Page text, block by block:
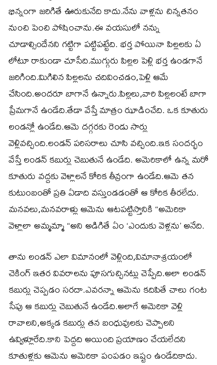
భిన్నంగా జరిగితే ఊరుకునేది కాదు.నేను వాళ్లను చిన్నతనం
నుంచి పెంచి పోషించాను.ఈ వయసులో నన్ను
చూడాల్సిందేనని గట్టిగా పట్టిపట్టేది. భర్త పోయినా పిల్లలకు ఏ
లోటూ రాకుండా చూసేది.ముగ్గురు పిల్లల పెళ్లి భర్త ఉండగానే
జరిగింది.మిగిలిన పిల్లలను చదివించడం,పెళ్లి ఆమే
చేసింది.అందరూ బాగానే ఉన్నారు.పిల్లలు,వారి పిల్లలంటే బాగా
ప్రేమగానే ఉండేది.తేడా వేస్తే మాత్రం ఝాడించేది. ఒక కూతురు
లండన్లో ఉండేది.ఆమె దగ్గరకు రెండు సార్లు
వెళ్లివచ్చింది.లండన్ పరిసరాలు చూసి వచ్చింది.ఇక సందర్భం
వేస్తే లండన్ కబుర్లు చెబుతునే ఉండేది. అమెరికాలో ఉన్న మరో
కూతురు వద్దకు వెళ్లాలనే కోరిక తీవ్రంగా ఉండేది.ఆమె తన
కుటుంబంతో ప్రతి ఏడాది వస్తుండడంతో ఆ కోరిక తీరలేదు.
మనవలు,మనవరాళ్లు ఆమెను ఆటపట్టిస్తానికి “అమెరికా
వెళ్లాలా అమ్మమ్మా “అని అడిగితే ఏం ‘ఎందుకు వెళ్లను’ అనేది.
తాను లండన్ ఎలా విమానంలో వెళ్లింది,విమానాశ్రయంలో
చెకింగ్ ఇతర వివరాలను పూసగుచ్చినట్లు చెప్పేది.అలా లండన్
కబుర్లు చెప్పడం సరదా.ఎవరన్నా ఆమెను కదిపితే చాలు గంట
సేపు ఆ కబుర్లు చెబుతునే ఉండేది.అలాగే అమెరికా వెళ్లి
రావాలని,అక్కడ కబుర్లు తన బంధువులకు చెప్పాలని
ఉవ్విళ్లూరేది.కాని పెద్దది అయింది ప్రయాణం చేయలేదని
కూతుళ్లకు ఆమెను అమెరికా పంపడం ఇష్టం ఉండేదికాదు.